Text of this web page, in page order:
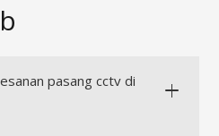
pasang cctv di